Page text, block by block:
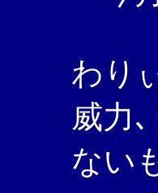
わり
威力
ない